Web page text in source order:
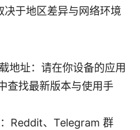
于地区差异与网络环境
地址：请在你设备的应用
查找最新版本与使用手
Reddit、Telegram 群